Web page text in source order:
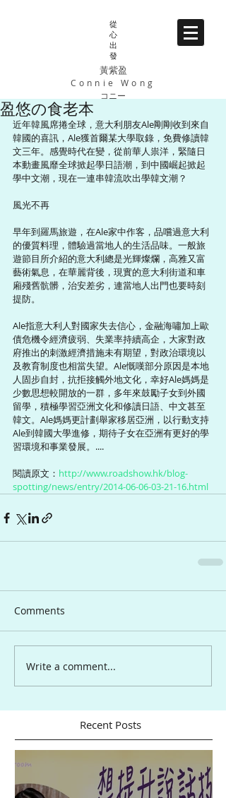
從
心
出
發
黃紫盈
Connie Wong
コニー
盈悠の食老本
近年韓風席捲全球，意大利朋友Ale剛剛收到來自
韓國的喜訊，Ale獲首爾某大學取錄，免費修讀韓
文三年。感覺時代在變，從前華人祟洋，緊隨日
本動畫風靡全球掀起學日語潮，到中國崛起掀起
學中文潮，現在一連串韓流吹出學韓文潮？
風光不再
早年到羅馬旅遊，在Ale家中作客，品嚐過意大利
的優質料理，體驗過當地人的生活品味。一般旅
遊節目所介紹的意大利總是光輝燦爛，高雅又富
藝術氣息，在華麗背後，現實的意大利街道和車
廂殘舊骯髒，治安差劣，連當地人出門也要時刻
提防。
Ale指意大利人對國家失去信心，金融海嘯加上歐
債危機令經濟疲弱、失業率持續高企，大家對政
府推出的刺激經濟措施未有期望，對政治環境以
及教育制度也相當失望。Ale慨嘆部分原因是本地
人固步自封，抗拒接觸外地文化，幸好Ale媽媽是
少數思想較開放的一群，多年來鼓勵子女到外國
留學，積極學習亞洲文化和修讀日語、中文甚至
韓文。Ale媽媽更計劃舉家移居亞洲，以行動支持
Ale到韓國大學進修，期待子女在亞洲有更好的學
習環境和事業發展。....
閱讀原文： http://www.roadshow.hk/blog-
spotting/news/entry/2014-06-06-03-21-16.html
Comments
Write a comment...
Recent Posts